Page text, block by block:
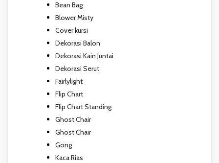
Bean Bag
Blower Misty
Cover kursi
Dekorasi Balon
Dekorasi Kain Juntai
Dekorasi Serut
Fairlylight
Flip Chart
Flip Chart Standing
Ghost Chair
Ghost Chair
Gong
Kaca Rias